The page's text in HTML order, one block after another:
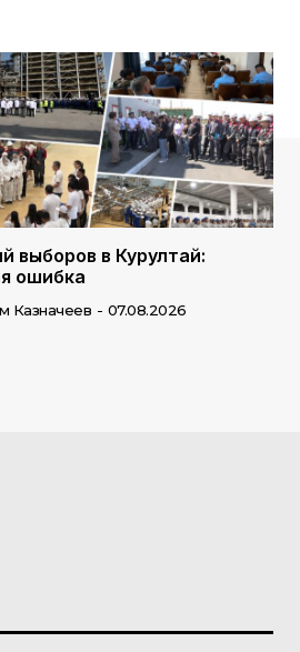
выборов в Курултай:
ошибка
Казначеев - 07.08.2026